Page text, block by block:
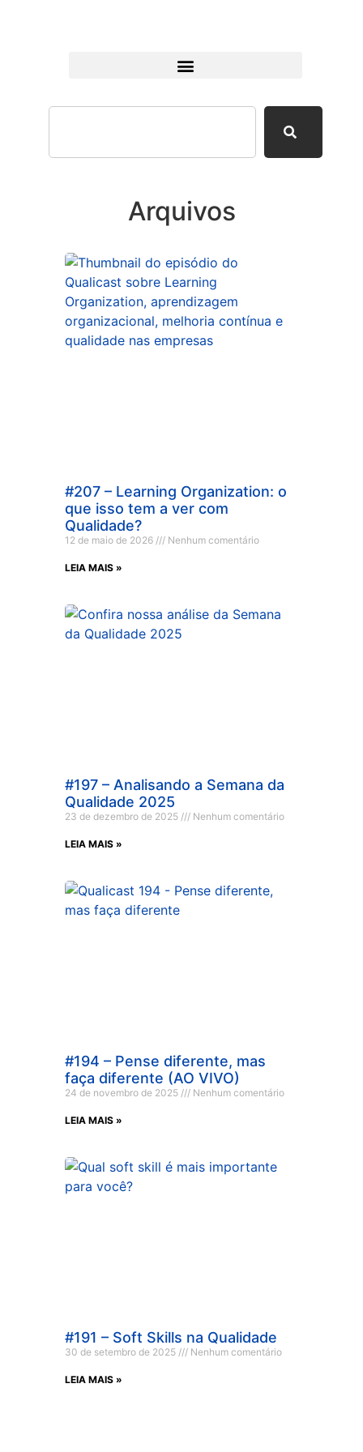
Arquivos
#207 – Learning Organization: o
que isso tem a ver com
Qualidade?
12 de maio de 2026 Nenhum comentário
LEIA MAIS »
#197 – Analisando a Semana da
Qualidade 2025
23 de dezembro de 2025 Nenhum comentário
LEIA MAIS »
#194 – Pense diferente, mas
faça diferente (AO VIVO)
24 de novembro de 2025 Nenhum comentário
LEIA MAIS »
#191 – Soft Skills na Qualidade
30 de setembro de 2025 Nenhum comentário
LEIA MAIS »